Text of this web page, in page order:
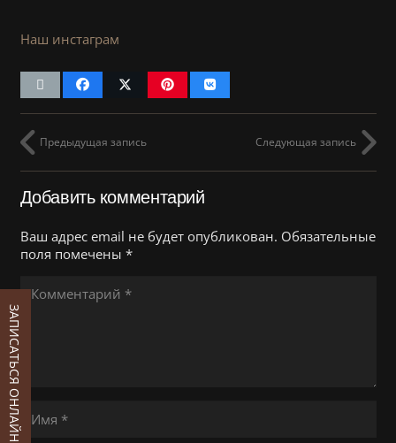
Наш инстаграм
Предыдущая запись Следующая запись
Добавить комментарий
Ваш адрес email не будет опубликован. Обязательные
поля помечены *
ЗАПИСАТЬСЯ ОНЛАЙН